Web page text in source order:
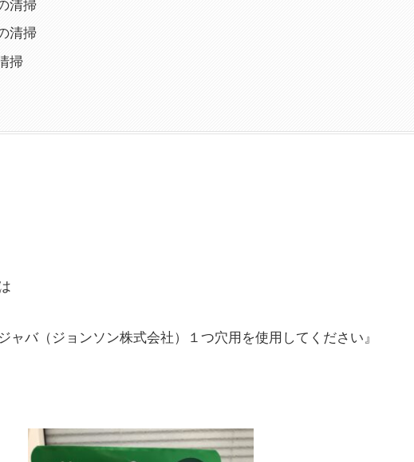
清掃
清掃
掃
ャバ（ジョンソン株式会社）１つ穴用を使用してください』